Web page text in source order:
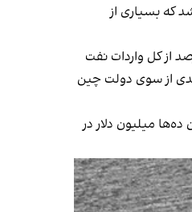
که بسیاری از
نفت ایران به چین در ماه سپتامبر به حدود ۱.۲ میلیون بشکه در روز کاهش یافته — پایین‌ترین سطح از ماه مه. این رقم حدود ۱۴ درصد از کل واردات نفت
اما اگر سهمیه‌های جدیدی از سوی دولت چین
ده‌ها میلیون دلار در